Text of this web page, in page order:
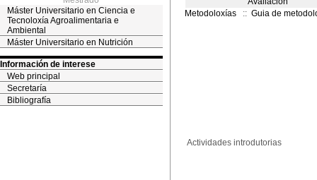
Máster Universitario en Ciencia e
Tecnoloxía Agroalimentaria e
Ambiental
Máster Universitario en Nutrición
Información de interese
Web principal
Secretaría
Bibliografía
Metodoloxías
:: Guia de
Actividades introdutorias